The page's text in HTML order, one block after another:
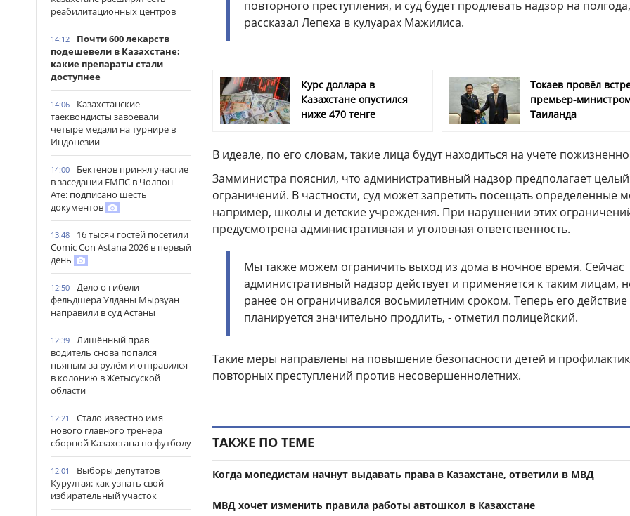
реабилитационных центров
14:12
Почти 600 лекарств
подешевели в Казахстане:
какие препараты стали
доступнее
14:06
Казахстанские
таеквондисты завоевали
четыре медали на турнире в
Индонезии
14:00
Бектенов принял участие
в заседании ЕМПС в Чолпон-
Ате: подписано шесть
документов
13:48
16 тысяч гостей посетили
Comic Con Astana 2026 в первый
день
12:50
Дело о гибели
фельдшера Улданы Мырзуан
направили в суд Астаны
12:39
Лишённый прав
водитель снова попался
пьяным за рулём и отправился
в колонию в Жетысуской
области
12:21
Стало известно имя
нового главного тренера
сборной Казахстана по футболу
12:01
Выборы депутатов
Курултая: как узнать свой
избирательный участок
повторного преступления, и суд будет продлевать надзор на
рассказал Лепеха в кулуарах Мажилиса.
Курс доллара в
Казахстане опустился
ниже 470 тенге
Токаев провёл
премьер-
Таиланда
В идеале, по его словам, такие лица будут находиться на учете
Замминистра пояснил, что административный надзор предполагает
ограничений. В частности, суд может запретить посещать определенные
например, школы и детские учреждения. При нарушении этих
предусмотрена административная и уголовная ответственность.
Мы также можем ограничить выход из дома в ночное время. Сейчас
административный надзор действует и применяется к таким лицам,
ранее он ограничивался восьмилетним сроком. Теперь его действие
планируется значительно продлить, - отметил полицейский.
Такие меры направлены на повышение безопасности детей и
повторных преступлений против несовершеннолетних.
ТАКЖЕ ПО ТЕМЕ
Когда мопедистам начнут выдавать права в Казахстане, ответили в МВД
МВД хочет изменить правила работы автошкол в Казахстане